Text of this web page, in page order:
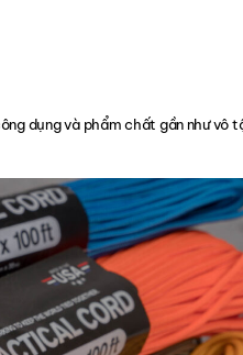
dụng và phẩm chất gần như vô